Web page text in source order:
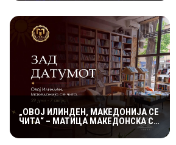
„ОВОЈ ИЛИНДЕН, МАКЕДОНИЈА СЕ
ЧИТА“ – МАТИЦА МАКЕДОНСКА СО
БОГАТА 10-ДНЕВНА КНИЖЕВНА
ПРОГРАМА